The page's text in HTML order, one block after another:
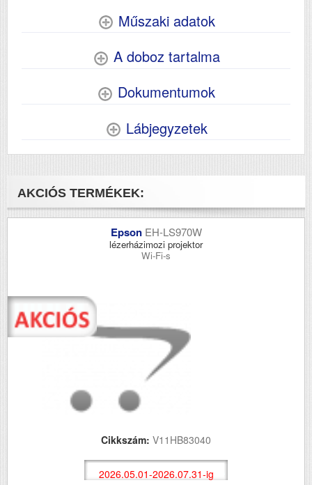
Műszaki adatok
A doboz tartalma
Dokumentumok
Lábjegyzetek
AKCIÓS TERMÉKEK:
Epson EH-LS970W
lézerházimozi projektor
Wi-Fi-s
Cikkszám: V11HB83040
2026.05.01-2026.07.31-ig